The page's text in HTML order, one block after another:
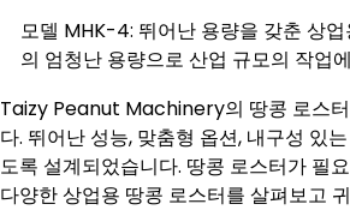
모델 MHK-4: 뛰어난 용량을 갖춘 상
의 엄청난 용량으로 산업 규모의 작업
Taizy Peanut Machinery의 땅콩 로스
다. 뛰어난 성능, 맞춤형 옵션, 내구성 있
도록 설계되었습니다. 땅콩 로스터가
다양한 상업용 땅콩 로스터를 살펴보고